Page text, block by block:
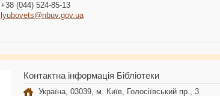
+38 (044) 524-85-13
lyubovets@nbuv.gov.ua
Контактна інформація Бібліотеки
Україна, 03039, м. Київ, Голосіївський пр., 3